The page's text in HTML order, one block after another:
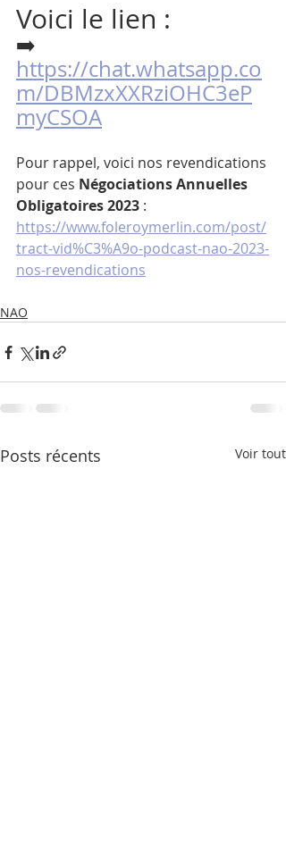
Voici le lien :
➡️
https://chat.whatsapp.co
m/DBMzxXXRziOHC3eP
myCSOA
Pour rappel, voici nos revendications
pour ces Négociations Annuelles
Obligatoires 2023 :
https://www.foleroymerlin.com/post/
tract-vid%C3%A9o-podcast-nao-2023-
nos-revendications
NAO
Posts récents Voir tout